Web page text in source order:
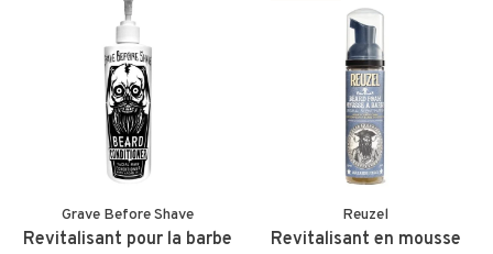
Grave Before Shave
Revitalisant pour la barbe
Reuzel
Revitalisant en mousse